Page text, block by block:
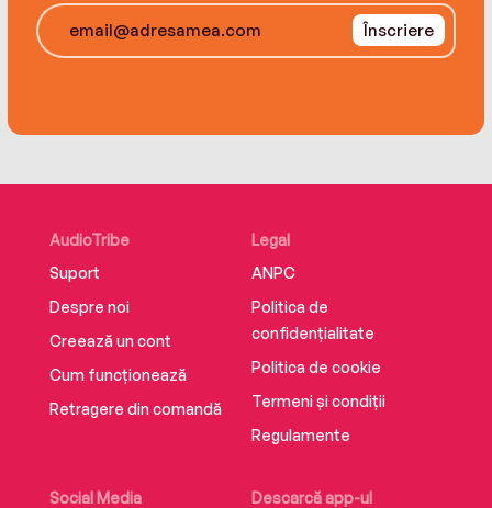
Înscriere
AudioTribe
Suport
Despre noi
Creează un cont
Cum funcționează
Retragere din comandă
Social Media
Descarcă app-ul
Legal
ANPC
Politica de
confidențialitate
Politica de cookie
Termeni și condiții
Regulamente